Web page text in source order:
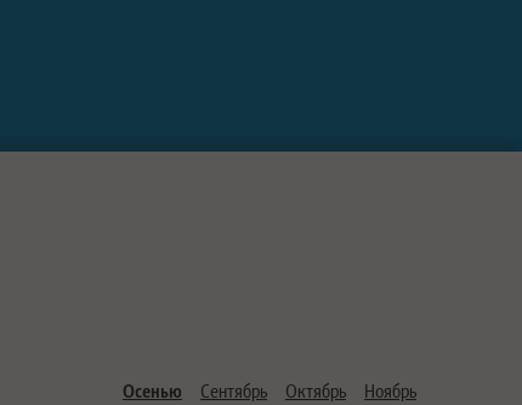
Осенью Сентябрь Октябрь Ноябрь